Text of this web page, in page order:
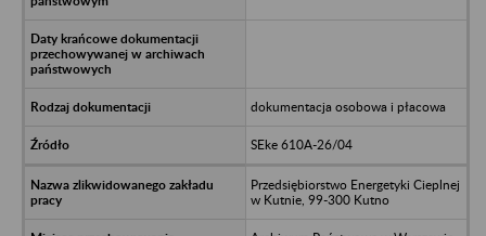
dokumentacja osobowa i płacowa
SEke 610A-26/04
Przedsiębiorstwo Energetyki Cieplnej
w Kutnie, 99-300 Kutno